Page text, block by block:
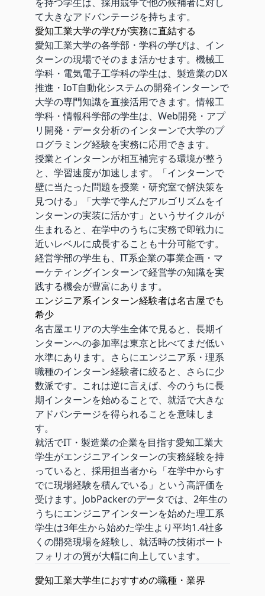
て大きなアドバンテージを持ちます。
愛知工業大学の学びが実務に直結する
愛知工業大学の各学部・学科の学びは、イン
ターンの現場でそのまま活かせます。機械工
学科・電気電子工学科の学生は、製造業のDX
推進・IoT自動化システムの開発インターンで
大学の専門知識を直接活用できます。情報工
学科・情報科学部の学生は、Web開発・アプ
リ開発・データ分析のインターンで大学のプ
ログラミング経験を実務に応用できます。
授業とインターンが相互補完する環境が整う
と、学習速度が加速します。「インターンで
壁に当たった問題を授業・研究室で解決策を
見つける」「大学で学んだアルゴリズムをイ
ンターンの実装に活かす」というサイクルが
生まれると、在学中のうちに実務で即戦力に
近いレベルに成長することも十分可能です。
経営学部の学生も、IT系企業の事業企画・マ
ーケティングインターンで経営学の知識を実
践する機会が豊富にあります。
エンジニア系インターン経験者は名古屋でも
希少
名古屋エリアの大学生全体で見ると、長期イ
ンターンへの参加率は東京と比べてまだ低い
水準にあります。さらにエンジニア系・理系
職種のインターン経験者に絞ると、さらに少
数派です。これは逆に言えば、今のうちに長
期インターンを始めることで、就活で大きな
アドバンテージを得られることを意味しま
す。
就活でIT・製造業の企業を目指す愛知工業大
学生がエンジニアインターンの実務経験を持
っていると、採用担当者から「在学中からす
でに現場経験を積んでいる」という高評価を
受けます。JobPackerのデータでは、2年生の
うちにエンジニアインターンを始めた理工系
学生は3年生から始めた学生より平均1.4社多
くの開発現場を経験し、就活時の技術ポート
フォリオの質が大幅に向上しています。
愛知工業大学生におすすめの職種・業界